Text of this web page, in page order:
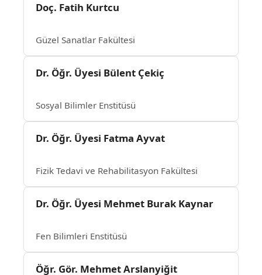
Doç. Fatih Kurtcu
Güzel Sanatlar Fakültesi
Dr. Öğr. Üyesi Bülent Çekiç
Sosyal Bilimler Enstitüsü
Dr. Öğr. Üyesi Fatma Ayvat
Fizik Tedavi ve Rehabilitasyon Fakültesi
Dr. Öğr. Üyesi Mehmet Burak Kaynar
Fen Bilimleri Enstitüsü
Öğr. Gör. Mehmet Arslanyiğit